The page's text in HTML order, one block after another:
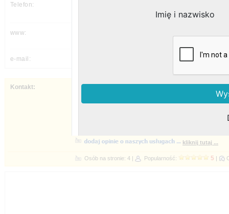
Napisz do nas - czekamy na Twój kontakt
godziny pracy ...
Popularność: